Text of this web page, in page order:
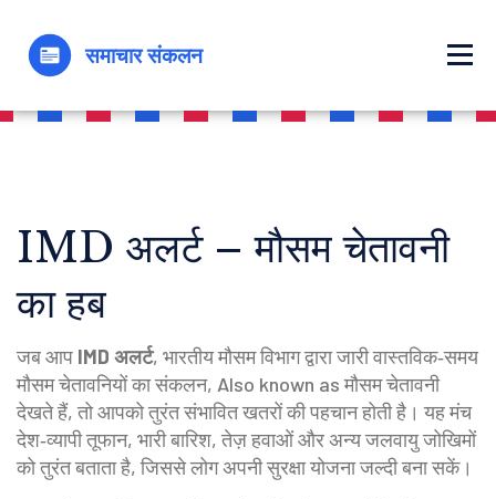
IMD अलर्ट – मौसम चेतावनी
का हब
जब आप IMD अलर्ट, भारतीय मौसम विभाग द्वारा जारी वास्तविक‑समय
मौसम चेतावनियों का संकलन, Also known asमौसम चेतावनी
देखते हैं, तो आपको तुरंत संभावित खतरों की पहचान होती है। यह मंच
देश‑व्यापी तूफान, भारी बारिश, तेज़ हवाओं और अन्य जलवायु जोखिमों
को तुरंत बताता है, जिससे लोग अपनी सुरक्षा योजना जल्दी बना सकें।